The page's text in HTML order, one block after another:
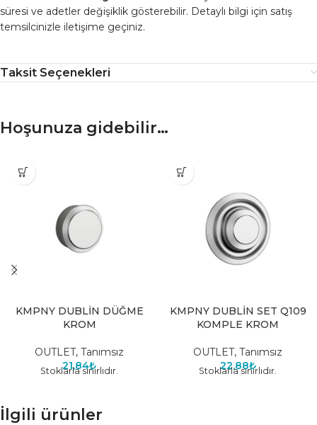
süresi ve adetler değişiklik gösterebilir. Detaylı bilgi için satış
temsilcinizle iletişime geçiniz.
Taksit Seçenekleri
Hoşunuza gidebilir…
KMPNY DUBLİN DÜĞME
KROM
OUTLET, Tanımsız
21,84₺
Stoklarla sınırlıdır.
KMPNY DUBLİN SET Q109
KOMPLE KROM
OUTLET, Tanımsız
22,88₺
Stoklarla sınırlıdır.
İlgili ürünler